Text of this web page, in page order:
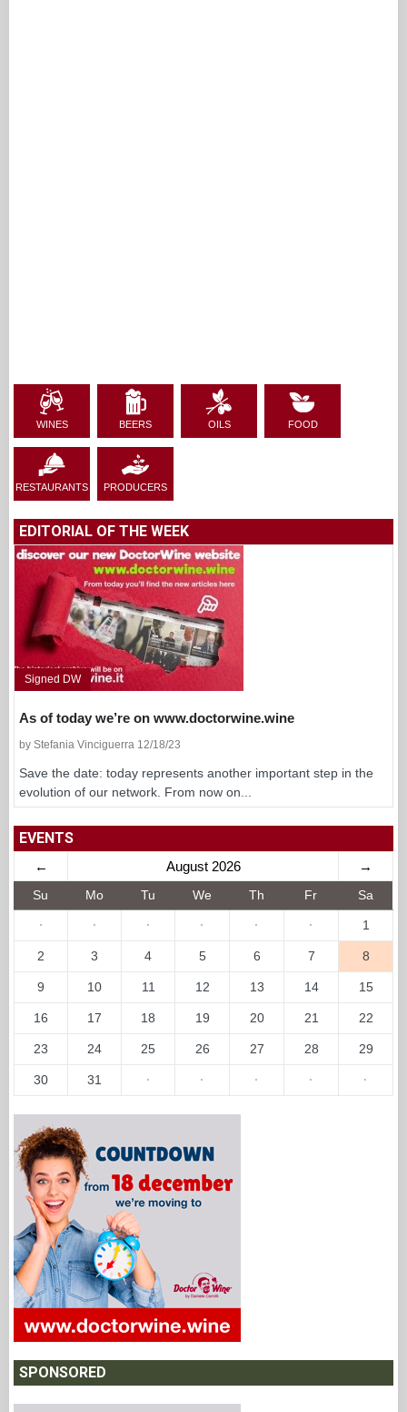
WINES BEERS OILS FOOD
RESTAURANTS PRODUCERS
EDITORIAL OF THE WEEK
Signed DW
As of today we’re on www.doctorwine.wine
by Stefania Vinciguerra 12/18/23
Save the date: today represents another important step in the
evolution of our network. From now on...
EVENTS
← August 2026 →
Su Mo Tu We Th Fr Sa
· · · · · · 1
2 3 4 5 6 7 8
9 10 11 12 13 14 15
16 17 18 19 20 21 22
23 24 25 26 27 28 29
30 31 · · · · ·
SPONSORED